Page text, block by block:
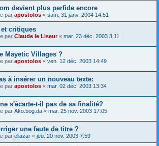
devient plus perfide encore
par apostolos « sam. 31 janv. 2004 14:51
critiques
par Claude le Liseur« mar. 23 déc. 2003 3:11
Mayetic Villages ?
par apostolos « ven. 12 déc. 2003 14:49
à insérer un nouveau texte:
par apostolos « mar. 02 déc. 2003 13:34
s'écarte-t-il pas de sa finalité?
par Ako.bog.da « mar. 25 nov. 2003 17:05
une faute de titre ?
par eliazar « jeu. 20 nov. 2003 7:59